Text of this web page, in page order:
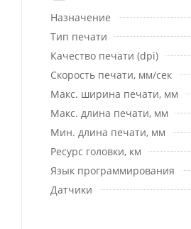
Назначение
Тип печати
Качество печати (dpi)
Скорость печати, мм/сек
Макс. ширина печати, мм
Макс. длина печати, мм
Мин. длина печати, мм
Ресурс головки, км
Язык программирования
Датчики